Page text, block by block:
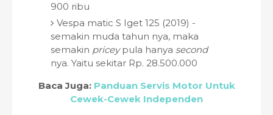
900 ribu
Vespa matic S Iget 125 (2019) -
semakin muda tahun nya, maka
semakin priceypula hanya second
nya. Yaitu sekitar Rp. 28.500.000
Baca Juga: Panduan Servis Motor Untuk
Cewek-Cewek Independen